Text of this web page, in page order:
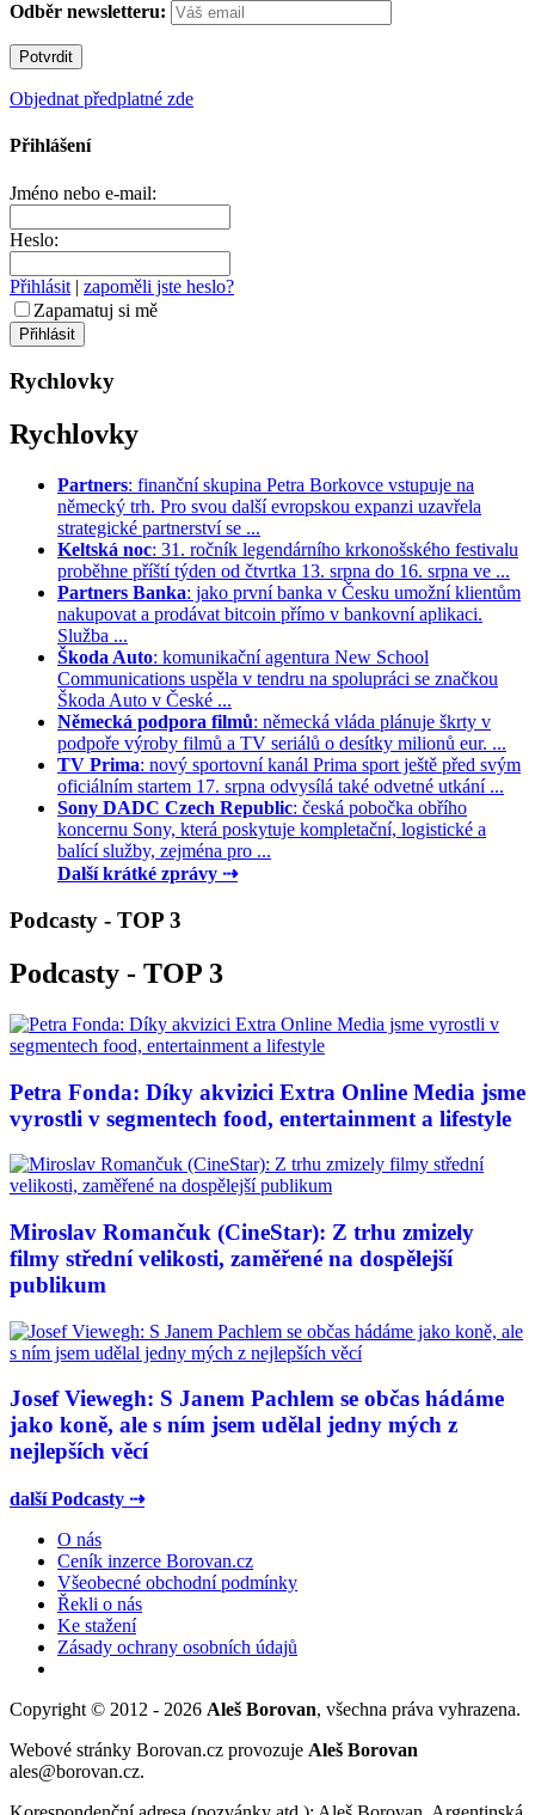
Odběr newsletteru:
Objednat předplatné zde
Přihlášení
Jméno nebo e-mail:
Heslo:
Přihlásit | zapoměli jste heslo?
Zapamatuj si mě
Rychlovky
Rychlovky
Partners: finanční skupina Petra Borkovce vstupuje na
německý trh. Pro svou další evropskou expanzi uzavřela
strategické partnerství se ...
Keltská noc: 31. ročník legendárního krkonošského festivalu
proběhne příští týden od čtvrtka 13. srpna do 16. srpna ve ...
Partners Banka: jako první banka v Česku umožní klientům
nakupovat a prodávat bitcoin přímo v bankovní aplikaci.
Služba ...
Škoda Auto: komunikační agentura New School
Communications uspěla v tendru na spolupráci se značkou
Škoda Auto v České ...
Německá podpora filmů: německá vláda plánuje škrty v
podpoře výroby filmů a TV seriálů o desítky milionů eur. ...
TV Prima: nový sportovní kanál Prima sport ještě před svým
oficiálním startem 17. srpna odvysílá také odvetné utkání ...
Sony DADC Czech Republic: česká pobočka obřího
koncernu Sony, která poskytuje kompletační, logistické a
balící služby, zejména pro ...
Další krátké zprávy ⇢
Podcasty - TOP 3
Podcasty - TOP 3
Petra Fonda: Díky akvizici Extra Online Media jsme
vyrostli v segmentech food, entertainment a lifestyle
Miroslav Romančuk (CineStar): Z trhu zmizely
filmy střední velikosti, zaměřené na dospělejší
publikum
Josef Viewegh: S Janem Pachlem se občas hádáme
jako koně, ale s ním jsem udělal jedny mých z
nejlepších věcí
další Podcasty ⇢
O nás
Ceník inzerce Borovan.cz
Všeobecné obchodní podmínky
Řekli o nás
Ke stažení
Zásady ochrany osobních údajů
Copyright © 2012 - 2026 Aleš Borovan, všechna práva vyhrazena.
Webové stránky Borovan.cz provozuje Aleš Borovan
ales@borovan.cz.